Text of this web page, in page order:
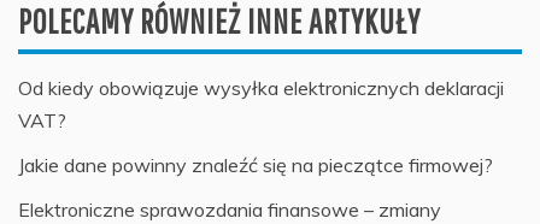
POLECAMY RÓWNIEŻ INNE ARTYKUŁY
Od kiedy obowiązuje wysyłka elektronicznych deklaracji
VAT?
Jakie dane powinny znaleźć się na pieczątce firmowej?
Elektroniczne sprawozdania finansowe – zmiany